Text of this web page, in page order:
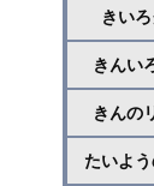
きいろ
きんい
きんの
たいよ